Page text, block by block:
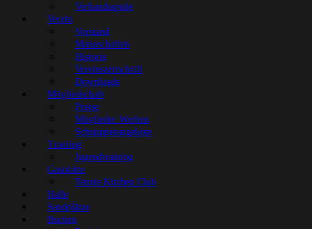
Verbandsspiele
Verein
Vorstand
Mannschaften
Historie
Vereinszeitschrift
Downloads
Mitgliedschaft
Preise
Mitglieder Werben
Schnupperangebote
Training
Jugendtraining
Gaststätte
Tennis Kitchen Club
Halle
Sandplätze
Buchen